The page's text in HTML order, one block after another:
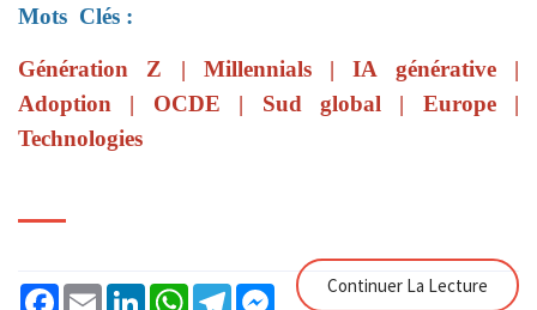
Mots Clés :
Génération Z | Millennials | IA générative |
Adoption | OCDE | Sud global | Europe |
Technologies
Continuer La Lecture
Facebook
Email LinkedInWhatsAppTelegramMessenger